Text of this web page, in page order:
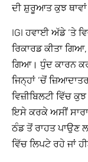
ਦੀ ਸ਼ੁਰੂਆਤ ਕੁਝ
IGI ਹਵਾਈ ਅੱਡੇ ‘ਤੇ
ਰਿਕਾਰਡ ਕੀਤਾ
ਗਿਆ। ਧੁੰਦ ਕਾਰਨ
ਜਿਨ੍ਹਾਂ ‘ਚੋਂ
ਵਿਜ਼ੀਬਿਲਟੀ ਵਿੱਚ
ਇਸੇ ਕਰਕੇ ਅਸੀਂ
ਠੰਡ ਤੋਂ ਰਾਹਤ ਪਾਉਣ
ਵਿੱਚ ਲਿਪਟੇ ਰਹੇ ਜਾਂ